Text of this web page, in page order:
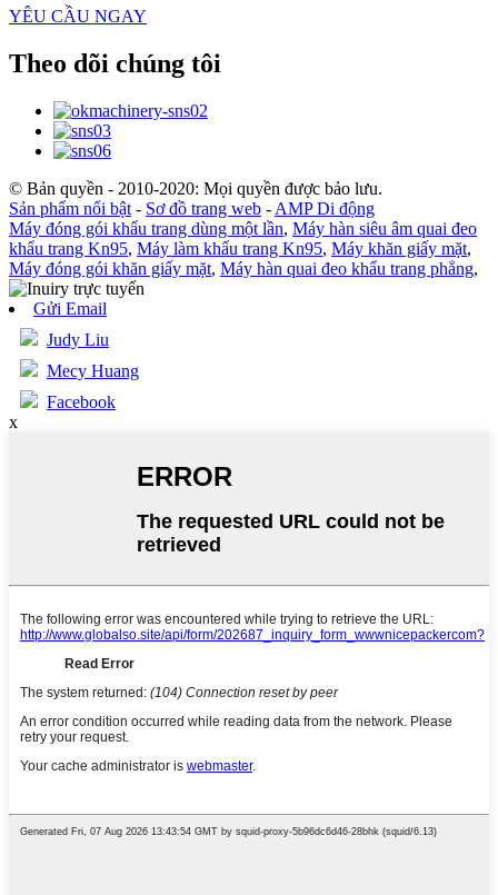
YÊU CẦU NGAY
Theo dõi chúng tôi
© Bản quyền - 2010-2020: Mọi quyền được bảo lưu.
Sản phẩm nổi bật - Sơ đồ trang web - AMP Di động
Máy đóng gói khẩu trang dùng một lần, Máy hàn siêu âm quai đeo
khẩu trang Kn95, Máy làm khẩu trang Kn95, Máy khăn giấy mặt,
Máy đóng gói khăn giấy mặt, Máy hàn quai đeo khẩu trang phẳng,
Gửi Email
Judy Liu
Mecy Huang
Facebook
x